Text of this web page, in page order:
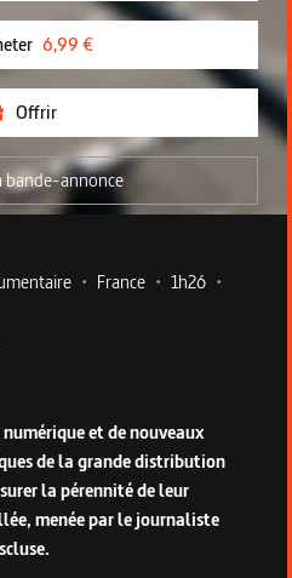
6,99 €
Offrir
bande-annonce
• France • 1h26 •
et de nouveaux
de la grande distribution
la pérennité de leur
menée par le journaliste